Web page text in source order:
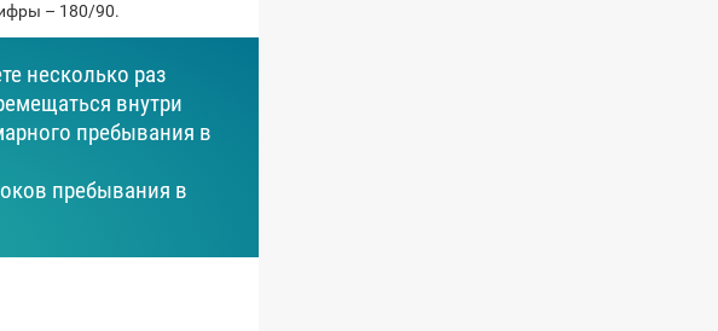
– 180/90.
несколько раз
внутри
пребывания в
пребывания в